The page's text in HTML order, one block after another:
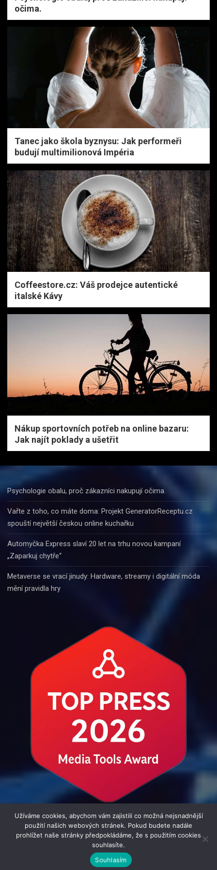
očima.
Tanec jako škola byznysu: Jak performeři
budují multimilionová Impéria
Coffeestore.cz: Váš prodejce autentické
italské Kávy
Nákup sportovních potřeb na online bazaru:
Jak najít poklady a ušetřit
Psychologie obalu, proč zákazníci nakupují očima.
Vařte z toho, co máte doma: Projekt GeneratorReceptu.cz
spouští největší českou online kuchařku
Automyčka Express slaví 20 let na trhu novou kampaní
„Zaparkuj chytře“
Metaverse se vrací jinudy: Hardware, streamy i digitální móda
mění pravidla hry
© 2016 - 2026 i-Zpravodaj.cz | člen skupiny MediaConnect.cz |
Všechna práva vyhrazena | Theme by
Užíváme cookies, abychom vám zajistili co možná nejsnadnější
použití našich webových stránek. Pokud budete nadále
prohlížet naše stránky předpokládáme, že s použitím cookies
souhlasíte.
Souhlasím